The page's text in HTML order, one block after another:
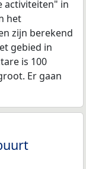
activiteiten" in
het
zijn berekend
gebied in
is 100
Er gaan